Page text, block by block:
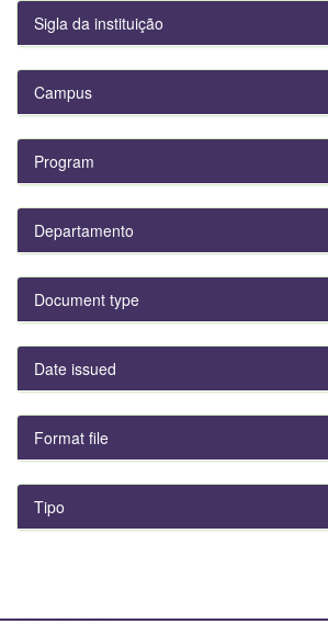
Sigla da instituição
Campus
Program
Departamento
Document type
Date issued
Format file
Tipo